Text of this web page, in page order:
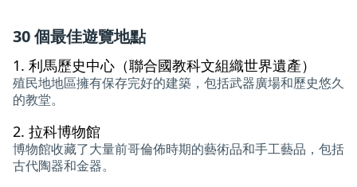
30 個最佳遊覽地點
1. 利馬歷史中心（聯合國教科文組織世界遺產）
殖民地地區擁有保存完好的建築，包括武器廣場和歷史悠久
的教堂。
2. 拉科博物館
博物館收藏了大量前哥倫佈時期的藝術品和手工藝品，包括
古代陶器和金器。